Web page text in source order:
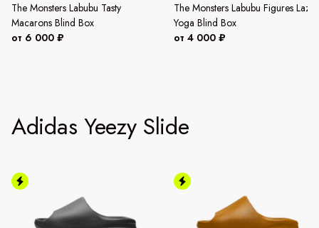
The Monsters Labubu Tasty
Macarons Blind Box
от 6 000 ₽
The Monsters Labubu Figures Lazy
Yoga Blind Box
от 4 000 ₽
Adidas Yeezy Slide